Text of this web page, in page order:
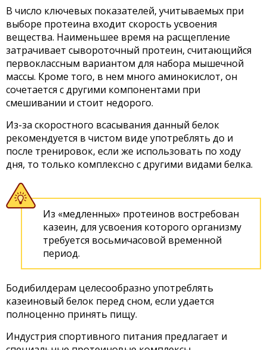
В число ключевых показателей, учитываемых при
выборе протеина входит скорость усвоения
вещества. Наименьшее время на расщепление
затрачивает сывороточный протеин, считающийся
первоклассным вариантом для набора мышечной
массы. Кроме того, в нем много аминокислот, он
сочетается с другими компонентами при
смешивании и стоит недорого.
Из-за скоростного всасывания данный белок
рекомендуется в чистом виде употреблять до и
после тренировок, если же использовать по ходу
дня, то только комплексно с другими видами белка.
Из «медленных» протеинов востребован
казеин, для усвоения которого организму
требуется восьмичасовой временной
период.
Бодибилдерам целесообразно употреблять
казеиновый белок перед сном, если удается
полноценно принять пищу.
Индустрия спортивного питания предлагает и